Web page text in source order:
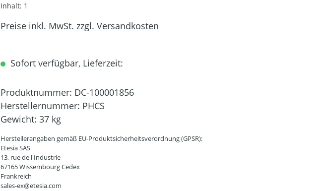
Inhalt: 1
Preise inkl. MwSt. zzgl. Versandkosten
Sofort verfügbar, Lieferzeit:
Produktnummer: DC-100001856
Herstellernummer: PHCS
Gewicht: 37 kg
Herstellerangaben gemäß EU-Produktsicherheitsverordnung (GPSR):
Etesia SAS
13, rue de l'Industrie
67165 Wissembourg Cedex
Frankreich
sales-ex@etesia.com